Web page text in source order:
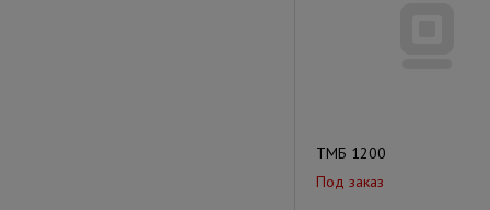
ТМБ 1200
Под заказ